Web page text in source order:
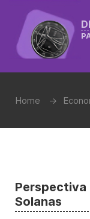
Home
Perspectiva
Solanas